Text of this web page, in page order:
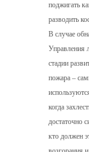
поджигать
разводить
В случае
Управления
стадии
пожара –
когда
достаточно
кто должен